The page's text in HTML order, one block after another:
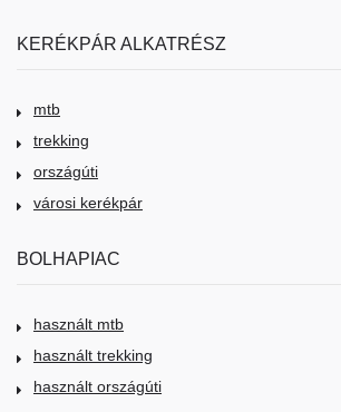
KERÉKPÁR ALKATRÉSZ
mtb
trekking
országúti
városi kerékpár
BOLHAPIAC
használt mtb
használt trekking
használt országúti